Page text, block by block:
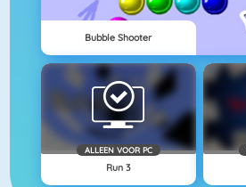
Bubble Shooter
ALLEEN VOOR PC
Run 3